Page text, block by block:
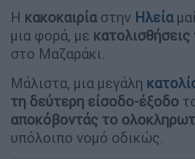
Η κακοκαιρίαστην Ηλεία
μια φορά, με
στο Μαζαράκι.
Μάλιστα, μια μεγάλη
τη δεύτερη είσοδο-έξοδο
αποκόβοντάς το
υπόλοιπο νομό οδικώς.